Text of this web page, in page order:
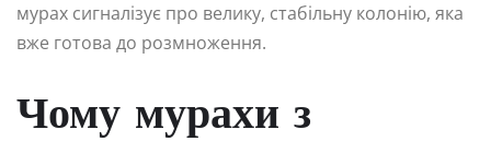
мурах сигналізує про велику, стабільну колонію, яка
вже готова до розмноження.
Чому мурахи з